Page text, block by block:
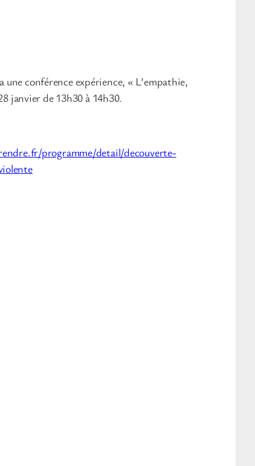
conférence expérience, « L’empathie,
janvier de 13h30 à 14h30.
programme/detail/decouverte-